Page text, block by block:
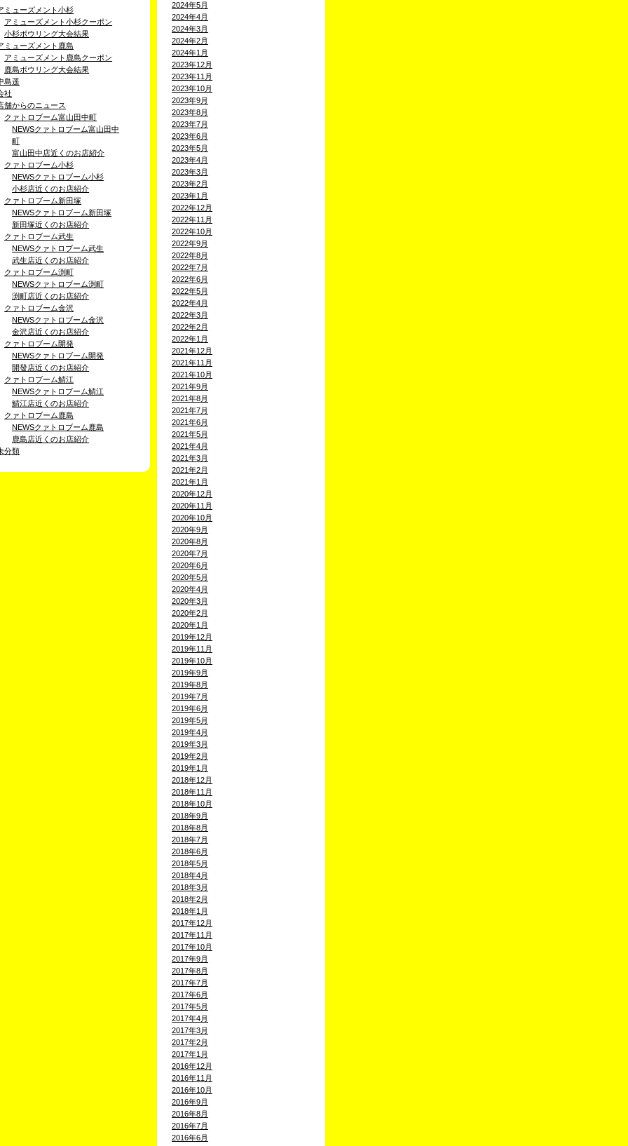
ミューズメント小杉
アミューズメント小杉クーポン
小杉ボウリング大会結果
ミューズメント鹿島
アミューズメント鹿島クーポン
鹿島ボウリング大会結果
島遥
社
舗からのニュース
クァトロブーム富山田中町
NEWSクァトロブーム富山田中
町
富山田中店近くのお店紹介
クァトロブーム小杉
NEWSクァトロブーム小杉
小杉店近くのお店紹介
クァトロブーム新田塚
NEWSクァトロブーム新田塚
新田塚近くのお店紹介
クァトロブーム武生
NEWSクァトロブーム武生
武生店近くのお店紹介
クァトロブーム渕町
NEWSクァトロブーム渕町
渕町店近くのお店紹介
クァトロブーム金沢
NEWSクァトロブーム金沢
金沢店近くのお店紹介
クァトロブーム開発
NEWSクァトロブーム開発
開發店近くのお店紹介
クァトロブーム鯖江
NEWSクァトロブーム鯖江
鯖江店近くのお店紹介
クァトロブーム鹿島
NEWSクァトロブーム鹿島
鹿島店近くのお店紹介
分類
2024年5月
2024年4月
2024年3月
2024年2月
2024年1月
2023年12月
2023年11月
2023年10月
2023年9月
2023年8月
2023年7月
2023年6月
2023年5月
2023年4月
2023年3月
2023年2月
2023年1月
2022年12月
2022年11月
2022年10月
2022年9月
2022年8月
2022年7月
2022年6月
2022年5月
2022年4月
2022年3月
2022年2月
2022年1月
2021年12月
2021年11月
2021年10月
2021年9月
2021年8月
2021年7月
2021年6月
2021年5月
2021年4月
2021年3月
2021年2月
2021年1月
2020年12月
2020年11月
2020年10月
2020年9月
2020年8月
2020年7月
2020年6月
2020年5月
2020年4月
2020年3月
2020年2月
2020年1月
2019年12月
2019年11月
2019年10月
2019年9月
2019年8月
2019年7月
2019年6月
2019年5月
2019年4月
2019年3月
2019年2月
2019年1月
2018年12月
2018年11月
2018年10月
2018年9月
2018年8月
2018年7月
2018年6月
2018年5月
2018年4月
2018年3月
2018年2月
2018年1月
2017年12月
2017年11月
2017年10月
2017年9月
2017年8月
2017年7月
2017年6月
2017年5月
2017年4月
2017年3月
2017年2月
2017年1月
2016年12月
2016年11月
2016年10月
2016年9月
2016年8月
2016年7月
2016年6月